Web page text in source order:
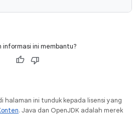
informasi ini membantu?
halaman ini tunduk kepada lisensi yang
. Java dan OpenJDK adalah merek